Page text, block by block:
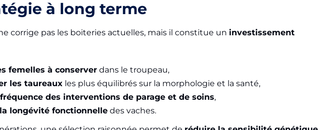
à long terme
corrige pas les boiteries actuelles, mais il constitue un investissement
femelles à conserver dans le troupeau,
les taureaux les plus équilibrés sur la morphologie et la santé,
des interventions de parage et de soins,
longévité fonctionnelle des vaches.